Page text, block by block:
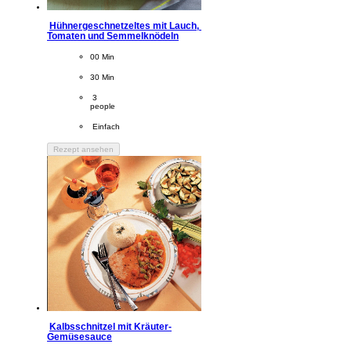
Hühnergeschnetzeltes mit Lauch,
Tomaten und Semmelknödeln
CookingTime
00 Min
PreparationTime
30 Min
Servings
3
people
Difficulty
Einfach
Rezept ansehen
Kalbsschnitzel mit Kräuter-
Gemüsesauce